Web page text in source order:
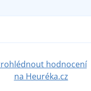
hodnocení
na Heuréka.cz